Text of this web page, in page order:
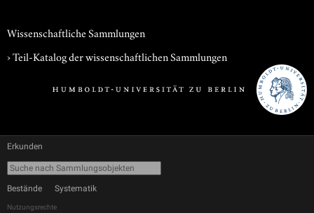
Wissenschaftliche Sammlungen
› Teil-Katalog der wissenschaftlichen Sammlungen
Erkunden
Bestände Systematik
Nutzungsrechte